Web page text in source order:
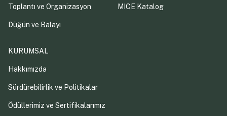
Toplantı ve Organizasyon
Düğün ve Balayı
MICE Katalog
KURUMSAL
Hakkımızda
Sürdürebilirlik ve Politikalar
Ödüllerimiz ve Sertifikalarımız